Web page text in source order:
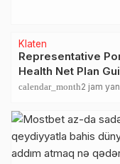
Klaten
Representative
Health Net Plan
calendar_month2 jam